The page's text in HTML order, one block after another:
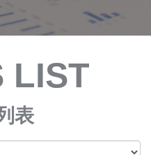
LIST
表